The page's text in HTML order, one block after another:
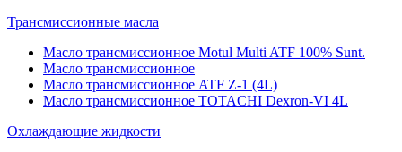
Трансмиссионные масла
Масло трансмиссионное Motul Multi ATF 100% Sunt.
Масло трансмиссионное
Масло трансмиссионное ATF Z-1 (4L)
Масло трансмиссионное TOTACHI Dexron-VI 4L
Охлаждающие жидкости